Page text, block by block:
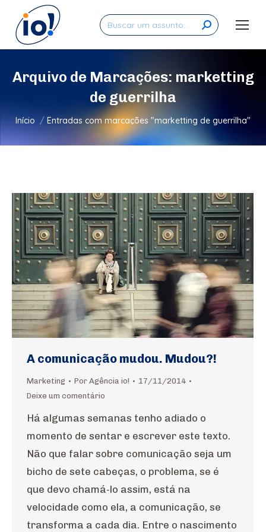
Search:
Arquivo de Marcações: marketting
de guerrilha
Você está aqui:
Início Entradas com marcações "marketting de guerrilha"
A comunicação mudou. Mudou?!
Marketing Por Agência io!
17/11/2014
Deixe um comentário
Há algumas semanas tenho adiado o
momento de sentar e escrever este texto.
Não que falar sobre comunicação seja um
bicho de sete cabeças, o problema, se é
que devo chamá-lo assim, está na
velocidade como ela, a comunicação, se
transforma a cada dia. Entre o nascimento